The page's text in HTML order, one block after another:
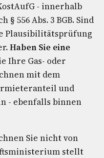
- innerhalb
556 Abs. 3 BGB. Sind
Plausibilitätsprüfung
Haben Sie eine
Ihre Gas- oder
mit dem
und
- ebenfalls binnen
Sie nicht von
stellt